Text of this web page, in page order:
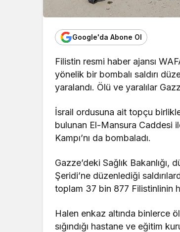
Google'da Abone Ol
Filistin resmi haber ajansı
yönelik bir bombalı saldırı
yaralandı. Ölü ve yaralılar
İsrail ordusuna ait topçu
bulunan El-Mansura Caddesi
Kampı’nı da bombaladı.
Gazze’deki Sağlık Bakanlığı,
Şeridi’ne düzenlediği
toplam 37 bin 877 Filistinlinin
Halen enkaz altında binlerce
sığındığı hastane ve eğitim